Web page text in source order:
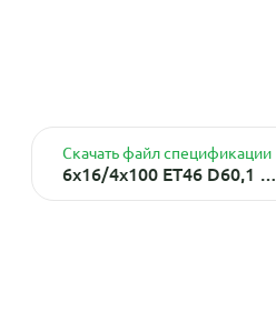
Скачать файл спецификации
6x16/4x100 ET46 D60,1 1619 (Vesta) BD